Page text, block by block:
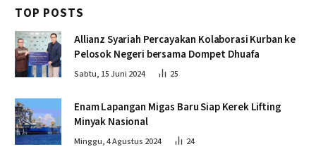
TOP POSTS
Allianz Syariah Percayakan Kolaborasi Kurban ke
Pelosok Negeri bersama Dompet Dhuafa
Sabtu, 15 Juni 2024 25
Enam Lapangan Migas Baru Siap Kerek Lifting
Minyak Nasional
Minggu, 4 Agustus 2024 24